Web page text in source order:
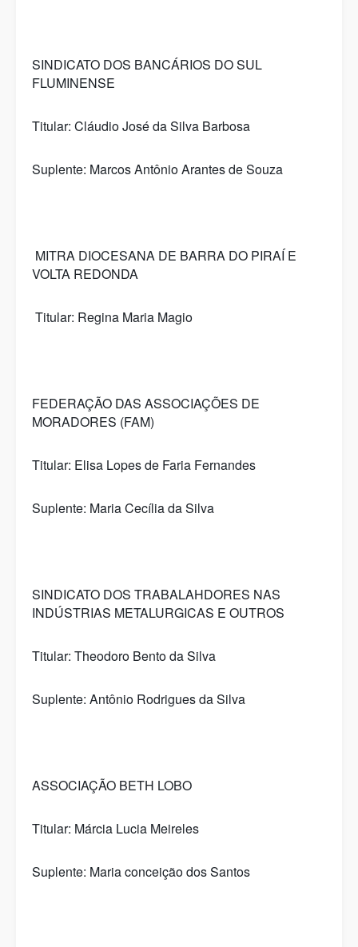
SINDICATO DOS BANCÁRIOS DO SUL
FLUMINENSE
Titular: Cláudio José da Silva Barbosa
Suplente: Marcos Antônio Arantes de Souza
MITRA DIOCESANA DE BARRA DO PIRAÍ E
VOLTA REDONDA
Titular: Regina Maria Magio
FEDERAÇÃO DAS ASSOCIAÇÕES DE
MORADORES (FAM)
Titular: Elisa Lopes de Faria Fernandes
Suplente: Maria Cecília da Silva
SINDICATO DOS TRABALAHDORES NAS
INDÚSTRIAS METALURGICAS E OUTROS
Titular: Theodoro Bento da Silva
Suplente: Antônio Rodrigues da Silva
ASSOCIAÇÃO BETH LOBO
Titular: Márcia Lucia Meireles
Suplente: Maria conceição dos Santos